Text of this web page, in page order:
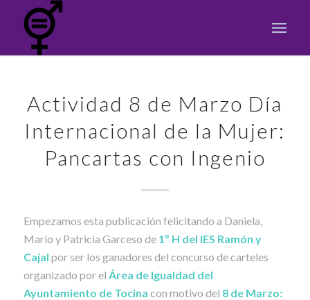
Actividad 8 de Marzo Día
Internacional de la Mujer:
Pancartas con Ingenio
Empezamos esta publicación felicitando a Daniela,
Mario y Patricia Garceso de 1º H del IES Ramón y
Cajal por ser los ganadores del concurso de carteles
organizado por el Área de Igualdad del
Ayuntamiento de Tocina con motivo del 8 de Marzo: